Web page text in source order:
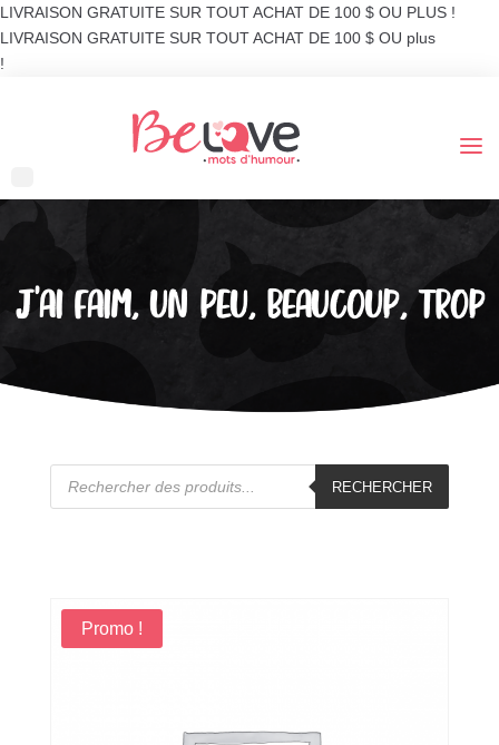
LIVRAISON GRATUITE SUR TOUT ACHAT DE 100 $ OU PLUS !
LIVRAISON GRATUITE SUR TOUT ACHAT DE 100 $ OU plus
!
J’AI FAIM, UN PEU, BEAUCOUP, TROP
Recherche
RECHERCHER
Promo !